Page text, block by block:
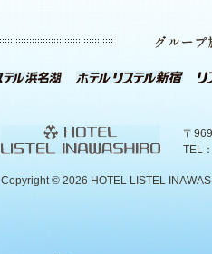
〒
TEL
Copyright © 2026 HOTEL LISTEL